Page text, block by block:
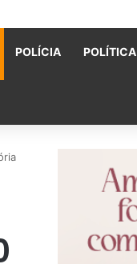
POLÍCIA POLÍTICA